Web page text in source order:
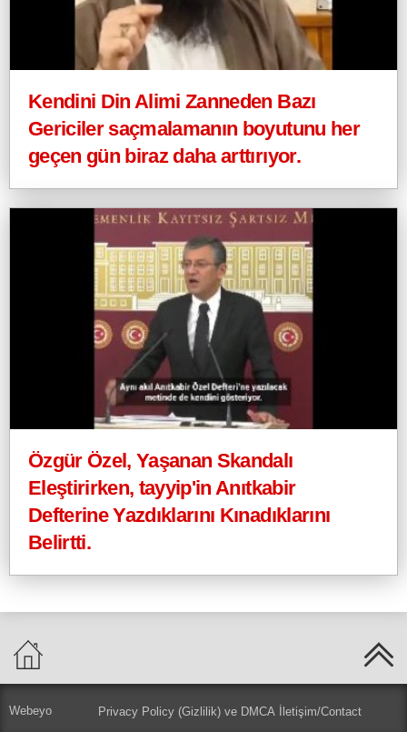
Kendini Din Alimi Zanneden Bazı
Gericiler saçmalamanın boyutunu her
geçen gün biraz daha arttırıyor.
Özgür Özel, Yaşanan Skandalı
Eleştirirken, tayyip'in Anıtkabir
Defterine Yazdıklarını Kınadıklarını
Belirtti.
Webeyo Privacy Policy (Gizlilik) ve DMCA İletişim/Contact